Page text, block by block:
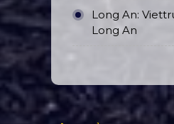
Long An:
Long An